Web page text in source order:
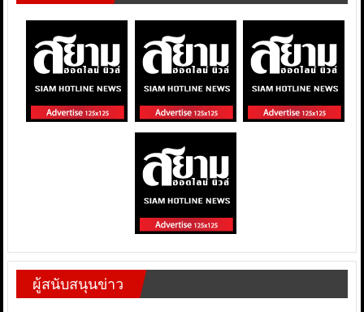
ผู้สนับสนุนข่าว